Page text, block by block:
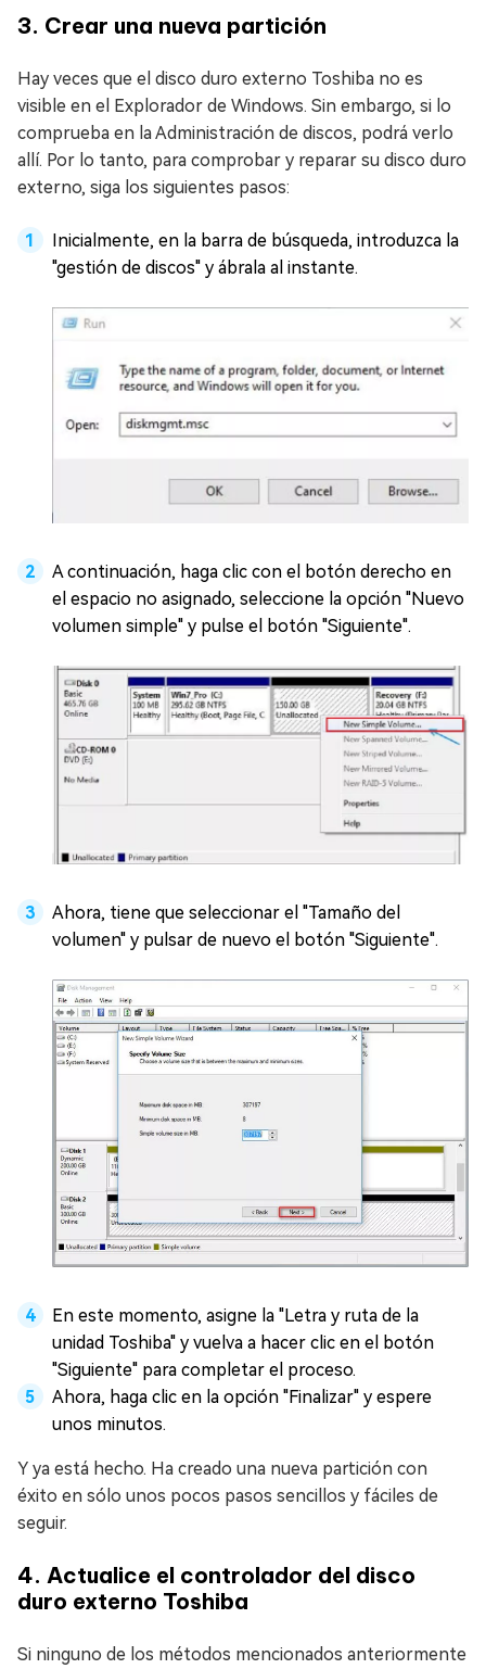
3. Crear una nueva partición
Hay veces que el disco duro externo Toshiba no es
visible en el Explorador de Windows. Sin embargo, si lo
comprueba en la Administración de discos, podrá verlo
allí. Por lo tanto, para comprobar y reparar su disco duro
externo, siga los siguientes pasos:
Inicialmente, en la barra de búsqueda, introduzca la
"gestión de discos" y ábrala al instante.
A continuación, haga clic con el botón derecho en
el espacio no asignado, seleccione la opción "Nuevo
volumen simple" y pulse el botón "Siguiente".
Ahora, tiene que seleccionar el "Tamaño del
volumen" y pulsar de nuevo el botón "Siguiente".
En este momento, asigne la "Letra y ruta de la
unidad Toshiba" y vuelva a hacer clic en el botón
"Siguiente" para completar el proceso.
Ahora, haga clic en la opción "Finalizar" y espere
unos minutos.
Y ya está hecho. Ha creado una nueva partición con
éxito en sólo unos pocos pasos sencillos y fáciles de
seguir.
4. Actualice el controlador del disco
duro externo Toshiba
Si ninguno de los métodos mencionados anteriormente